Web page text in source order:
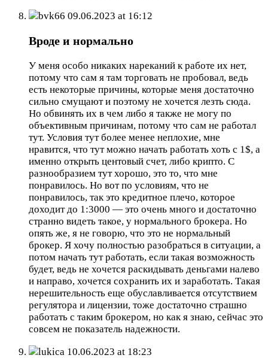
bvk66 09.06.2023 at 16:12
Вроде и нормально
У меня особо никаких нареканий к работе их нет,
потому что сам я там торговать не пробовал, ведь
есть некоторые причины, которые меня достаточно
сильно смущают и поэтому не хочется лезть сюда.
Но обвинять их в чем либо я также не могу по
объективным причинам, потому что сам не работал
тут. Условия тут более менее неплохие, мне
нравится, что тут можно начать работать хоть с 1$, а
именно открыть центовый счет, либо крипто. С
разнообразием тут хорошо, это то, что мне
понравилось. Но вот по условиям, что не
понравилось, так это кредитное плечо, которое
доходит до 1:3000 — это очень много и достаточно
странно видеть такое, у нормального брокера. Но
опять же, я не говорю, что это не нормальный
брокер. Я хочу полностью разобраться в ситуации, а
потом начать тут работать, если такая возможность
будет, ведь не хочется раскидывать деньгами налево
и направо, хочется сохранить их и заработать. Такая
нерешительность еще обуславливается отсутствием
регулятора и лицензии, тоже достаточно страшно
работать с таким брокером, но как я знаю, сейчас это
совсем не показатель надежности.
lukica 10.06.2023 at 18:23